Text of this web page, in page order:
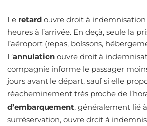
Le retard ouvre droit à
heures à l’arrivée. En deçà, seule la
l’aéroport (repas, boissons,
L’annulation ouvre droit à
compagnie informe le passager
jours avant le départ, sauf si elle
réacheminement très proche de
d’embarquement, généralement lié
surréservation, ouvre droit à